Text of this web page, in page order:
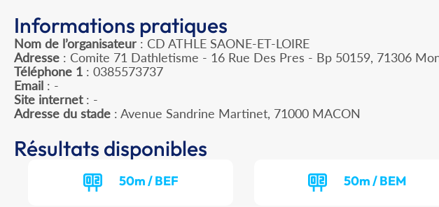
Informations pratiques
Nom de l’organisateur : CD ATHLE SAONE-ET-LOIRE
Adresse : Comite 71 Dathletisme - 16 Rue Des Pres - Bp 50159, 71306
Téléphone 1 : 0385573737
Email : -
Site internet: -
Adresse du stade : Avenue Sandrine Martinet, 71000 MACON
Résultats disponibles
50m / BEF 50m / BEM